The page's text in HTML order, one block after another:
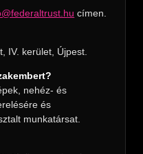
címen.
IV. kerület, Újpest.
nehéz- és
és
munkatársat.